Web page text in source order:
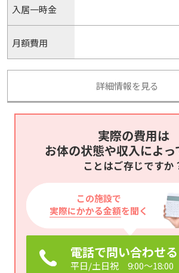
入居一時金
月額費用
詳細情報を見る
実際の費用は
お体の状態や収入によっ
ことはご存じですか
この施設で
実際にかかる金額を聞く
電話で問い合わせる
平日/土日祝 9:00～18:00